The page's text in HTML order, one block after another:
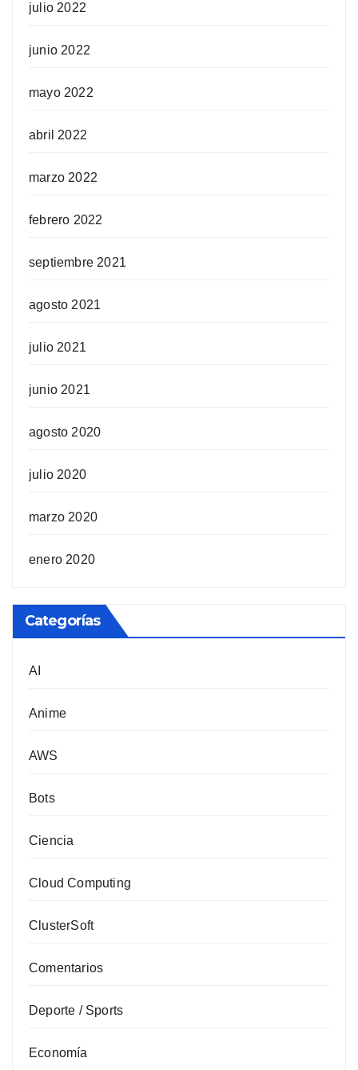
julio 2022
junio 2022
mayo 2022
abril 2022
marzo 2022
febrero 2022
septiembre 2021
agosto 2021
julio 2021
junio 2021
agosto 2020
julio 2020
marzo 2020
enero 2020
Categorías
AI
Anime
AWS
Bots
Ciencia
Cloud Computing
ClusterSoft
Comentarios
Deporte / Sports
Economía